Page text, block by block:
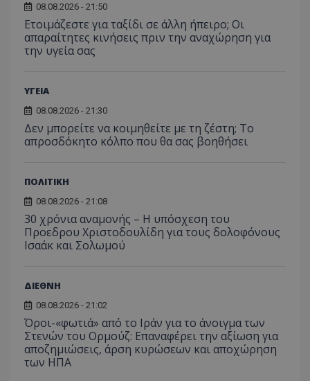
08.08.2026 - 21:50
Ετοιμάζεστε για ταξίδι σε άλλη ήπειρο; Οι
απαραίτητες κινήσεις πριν την αναχώρηση για
την υγεία σας
ΥΓΕΙΑ
08.08.2026 - 21:30
Δεν μπορείτε να κοιμηθείτε με τη ζέστη; Το
απροσδόκητο κόλπο που θα σας βοηθήσει
ΠΟΛΙΤΙΚΗ
08.08.2026 - 21:08
30 χρόνια αναμονής – Η υπόσχεση του
Προεδρου Χριστοδουλίδη για τους δολοφόνους
Ισαάκ και Σολωμού
ΔΙΕΘΝΗ
08.08.2026 - 21:02
Όροι-«φωτιά» από το Ιράν για το άνοιγμα των
Στενών του Ορμούζ: Επαναφέρει την αξίωση για
αποζημιώσεις, άρση κυρώσεων και αποχώρηση
των ΗΠΑ